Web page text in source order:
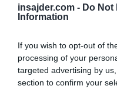
insajder.com - Do Not
Information
If you wish to opt-out of
processing of your
targeted advertising by
section to confirm your
začetku leta 2022.
v živo z lastnikom
Muskom je
da si je ogledal
ukrajinski meji kot